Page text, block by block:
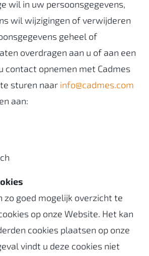
wil in uw persoonsgegevens,
wil wijzigingen of verwijderen
geheel of
overdragen aan u of aan een
contact opnemen met Cadmes
sturen naar info@cadmes.com
aan:
zo goed mogelijk overzicht te
op onze Website. Het kan
cookies plaatsen op onze
vindt u deze cookies niet